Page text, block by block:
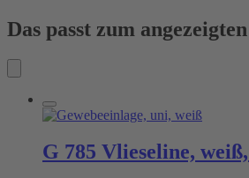
Das passt zum
G 785 Vlieseline,